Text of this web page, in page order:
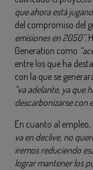
que ahora está
del compromiso del
emisiones en 2050”.
Generation como
entre los que ha
con la que se
“va adelante, ya que
descarbonizarse con
En cuanto al
va en declive, no
iremos reduciendo
lograr mantener los